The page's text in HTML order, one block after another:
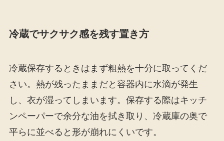
冷蔵でサクサク感を残す置き方
冷蔵保存するときはまず粗熱を十分に取ってくだ
さい。熱が残ったままだと容器内に水滴が発生
し、衣が湿ってしまいます。保存する際はキッチ
ンペーパーで余分な油を拭き取り、冷蔵庫の奥で
平らに並べると形が崩れにくいです。